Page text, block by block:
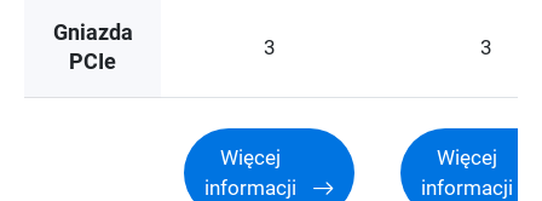
Gniazda
PCIe
3 3
Więcej
informacji
Więcej
informacji